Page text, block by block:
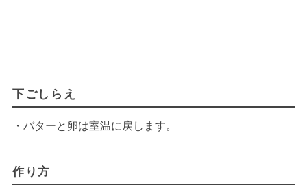
下ごしらえ
・バターと卵は室温に戻します。
作り方